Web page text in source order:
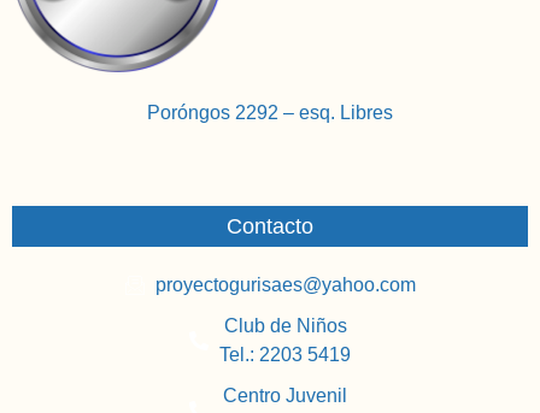
Poróngos 2292 – esq. Libres
Contacto
proyectogurisaes@yahoo.com
Club de Niños
Tel.: 2203 5419
Centro Juvenil